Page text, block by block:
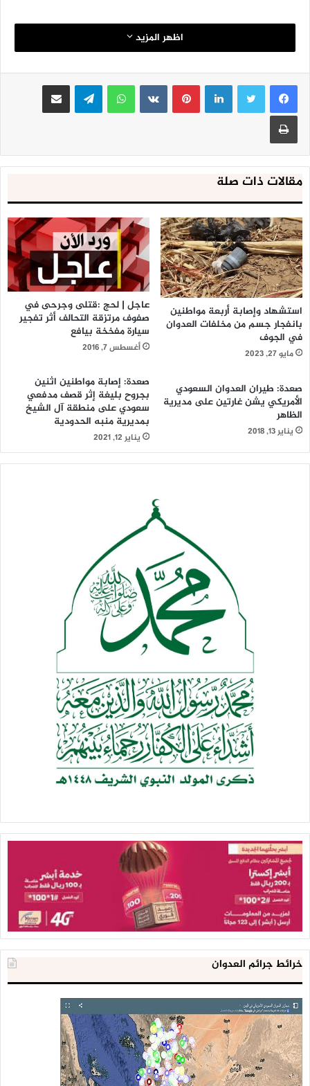
اظهر المزيد
لينكدإنبينتيريست واتساب تيلقرام مشاركة عبر البريد
طباعة
مقالات ذات صلة
استشهاد وإصابة أربعة مواطنين
بانفجار جسم من مخلفات العدوان
في الجوف
مايو 27, 2023
عاجل | لحج :قتلى وجرحى في
صفوف مرتزقة التحالف أثر تفجير
سيارة مفخخة بيافع
أغسطس 7, 2016
صعدة: طيران العدوان السعودي
الأمريكي يشن غارتين على مديرية
الظاهر
يناير 13, 2018
صعدة: إصابة مواطنين اثنين
بجروح بليغة إثر قصف مدفعي
سعودي على منطقة آل الشيخ
بمديرية منبه الحدودية
يناير 12, 2021
خرائط جرائم العدوان